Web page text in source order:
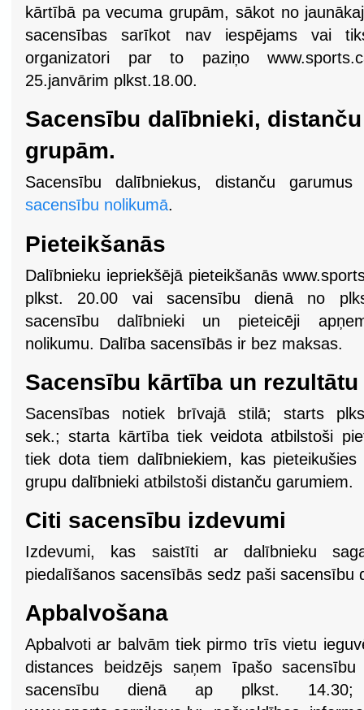
kārtībā pa vecuma grupām, sākot no
sacensības sarīkot nav iespējams vai
organizatori par to paziņo
25.janvārim plkst.18.00.
Sacensību dalībnieki,
grupām.
Sacensību dalībniekus, distanču
sacensību nolikumā.
Pieteikšanās
Dalībnieku iepriekšējā pieteikšanās
plkst. 20.00 vai sacensību dienā no
sacensību dalībnieki un pieteicēji
nolikumu. Dalība sacensībās ir bez maksas.
Sacensību kārtība un
Sacensības notiek brīvajā stilā; starts
sek.; starta kārtība tiek veidota atbilstoši
tiek dota tiem dalībniekiem, kas
grupu dalībnieki atbilstoši distanču garumiem.
Citi sacensību izdevumi
Izdevumi, kas saistīti ar dalībnieku
piedalīšanos sacensībās sedz paši sacensību
Apbalvošana
Apbalvoti ar balvām tiek pirmo trīs vietu
distances beidzējs saņem īpašo
sacensību dienā ap plkst.